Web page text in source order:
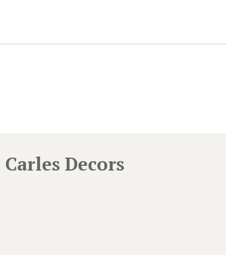
Carles Decors